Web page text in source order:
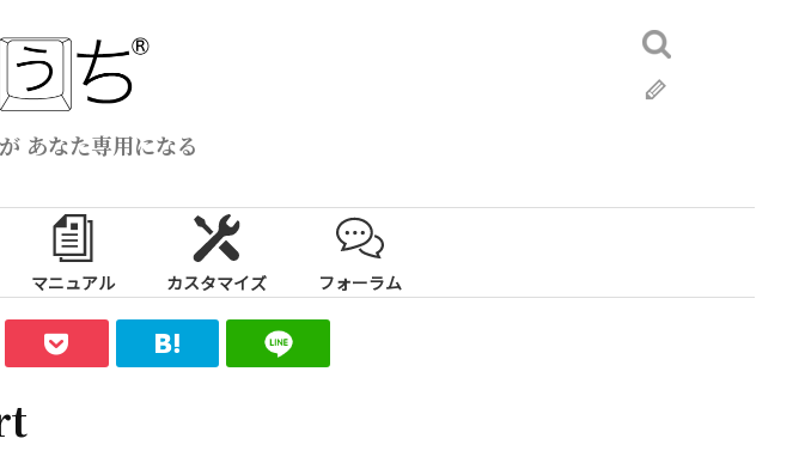
あなた専用になる
検
索:
マニュアル カスタマイズ フォーラム